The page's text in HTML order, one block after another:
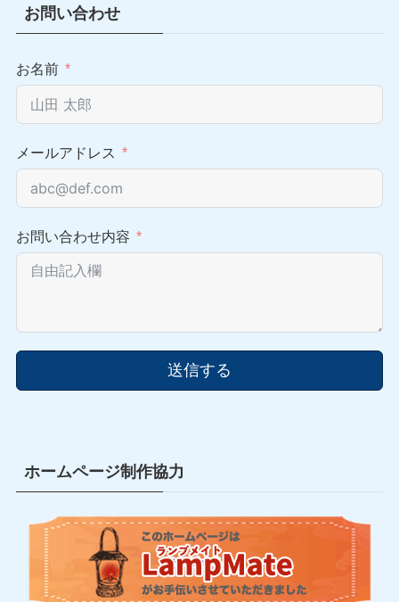
お問い合わせ
お名前
メールアドレス
お問い合わせ内容
送信する
ホームページ制作協力